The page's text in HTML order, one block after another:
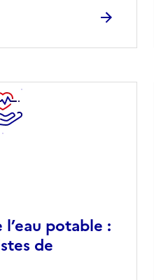
potable :
de